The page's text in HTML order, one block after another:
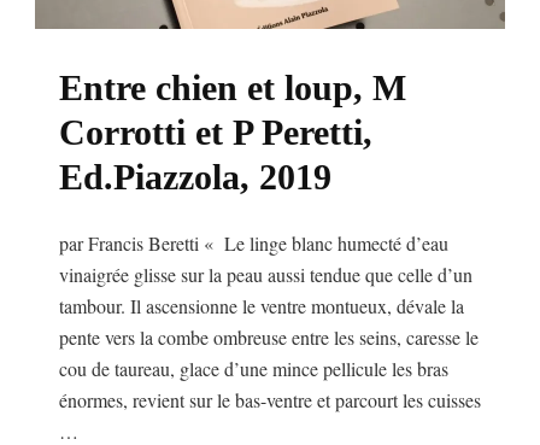
Entre chien et loup, M
Corrotti et P Peretti,
Ed.Piazzola, 2019
par Francis Beretti « Le linge blanc humecté d’eau
vinaigrée glisse sur la peau aussi tendue que celle d’un
tambour. Il ascensionne le ventre montueux, dévale la
pente vers la combe ombreuse entre les seins, caresse le
cou de taureau, glace d’une mince pellicule les bras
énormes, revient sur le bas-ventre et parcourt les cuisses
…